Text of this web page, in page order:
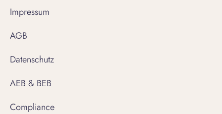
Impressum
AGB
Datenschutz
AEB & BEB
Compliance